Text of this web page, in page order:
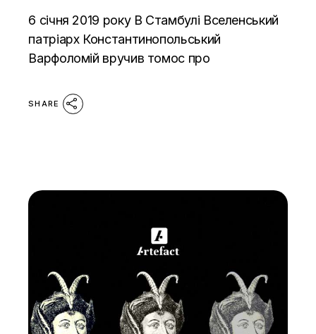
6 січня 2019 року В Стамбулі Вселенський
патріарх Константинопольський
Варфоломій вручив томос про
SHARE